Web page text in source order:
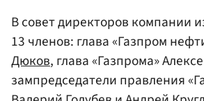
В совет директоров компании
13 членов: глава «Газпром
Дюков, глава «Газпрома»
зампредседатели правления